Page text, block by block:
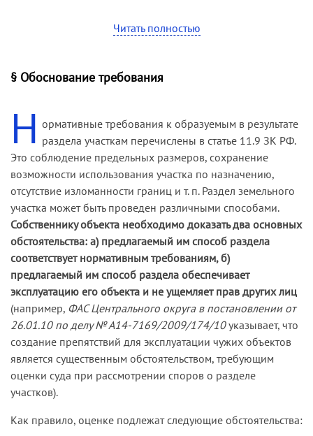
согласования. При этом кассационная
инстанция указала, что «из содержания
что имеет место спор о праве на земельный
основанием для отказа в иске». Орган,
осуществляющий кадастровый учет, и
собственник земли (муниципальное
образование) были привлечены в качестве
третьих лиц (постановление ФАС СЗО от 21.01.09
по делу № А56-4250/2008).
Читать полностью
§ Обоснование требования
Н ормативные требования к образуемым в результате
раздела участкам перечислены в статье 11.9 ЗК РФ.
Это соблюдение предельных размеров, сохранение
возможности использования участка по назначению,
отсутствие изломанности границ и т. п. Раздел земельного
участка может быть проведен различными способами.
Собственнику объекта необходимо доказать два основных
обстоятельства: а) предлагаемый им способ раздела
соответствует нормативным требованиям, б)
предлагаемый им способ раздела обеспечивает
эксплуатацию его объекта и не ущемляет прав других лиц
(например, ФАС Центрального округа в постановлении от
26.01.10 по делу № А14-7169/2009/174/10указывает, что
создание препятствий для эксплуатации чужих объектов
является существенным обстоятельством, требующим
оценки суда при рассмотрении споров о разделе
участков).
Как правило, оценке подлежат следующие обстоятельства: